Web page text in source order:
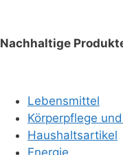
Nachhaltige
Lebensmittel
Körperpflege
Haushaltsartikel
Energie